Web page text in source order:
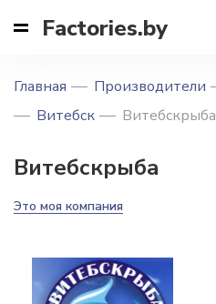
Factories.by
Главная Производители
Витебск
Витебскрыба
Витебскрыба
Это моя компания